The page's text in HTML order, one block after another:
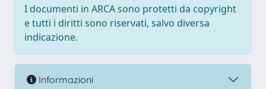
I documenti in ARCA sono protetti da copyright
e tutti i diritti sono riservati, salvo diversa
indicazione.
Informazioni